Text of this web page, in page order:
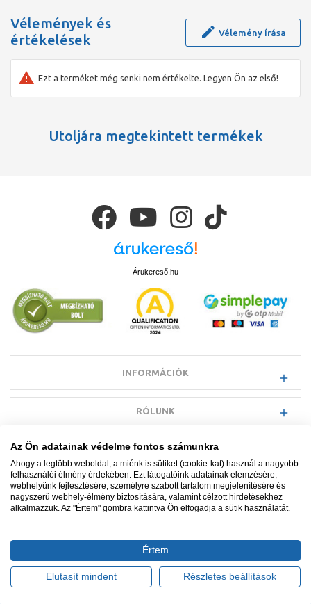
Vélemények és
értékelések
Vélemény írása
Ezt a terméket még senki nem értékelte. Legyen Ön az első!
Utoljára megtekintett termékek
Árukereső.hu
INFORMÁCIÓK
RÓLUNK
EGYÉB INFORMÁCIÓK
VÁSÁRLÓI INFORMÁCIÓK
Minden jog fenntartva. © Adatkezelés nyilvántartási száma NAIH-
Ügyfélszolgálat: +36 1 700 3500
Az Ön adatainak védelme fontos számunkra
Ahogy a legtöbb weboldal, a miénk is sütiket (cookie-kat) használ a nagyobb
felhasználói élmény érdekében. Ezt látogatóink adatainak elemzésére,
webhelyünk fejlesztésére, személyre szabott tartalom megjelenítésére és
nagyszerű webhely-élmény biztosítására, valamint célzott hirdetésekhez
alkalmazzuk. Az "Értem" gombra kattintva Ön elfogadja a sütik használatát.
Értem
Elutasít mindent Részletes beállítások